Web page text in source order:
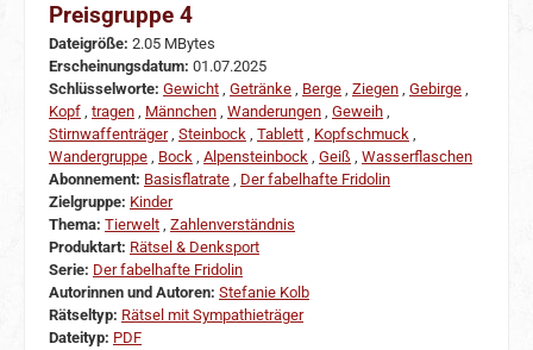
Preisgruppe 4
Dateigröße: 2.05 MBytes
Erscheinungsdatum: 01.07.2025
Schlüsselworte: Gewicht , Getränke , Berge , Ziegen , Gebirge ,
Kopf , tragen , Männchen , Wanderungen , Geweih ,
Stirnwaffenträger, Steinbock , Tablett , Kopfschmuck ,
Wandergruppe , Bock , Alpensteinbock , Geiß , Wasserflaschen
Abonnement: Basisflatrate , Der fabelhafte Fridolin
Zielgruppe: Kinder
Thema: Tierwelt , Zahlenverständnis
Produktart: Rätsel & Denksport
Serie: Der fabelhafte Fridolin
Autorinnen und Autoren: Stefanie Kolb
Rätseltyp: Rätsel mit Sympathieträger
Dateityp: PDF